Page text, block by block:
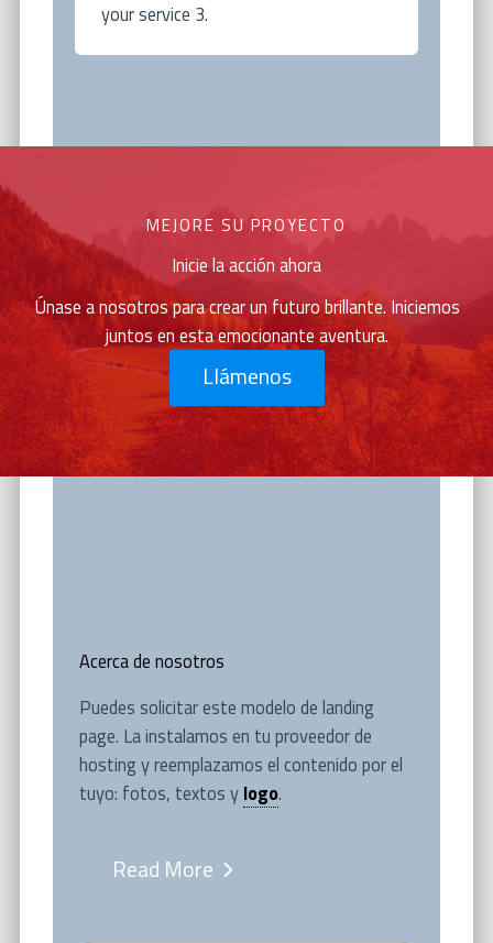
your service 3.
MEJORE SU PROYECTO
Inicie la acción ahora
Únase a nosotros para crear un futuro brillante. Iniciemos
juntos en esta emocionante aventura.
Llámenos
Acerca de nosotros
Puedes solicitar este modelo de landing
page. La instalamos en tu proveedor de
hosting y reemplazamos el contenido por el
tuyo: fotos, textos y logo.
Read More